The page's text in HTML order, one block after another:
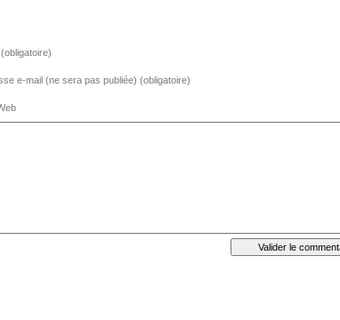
e-mail (ne sera pas publiée) (obligatoire)